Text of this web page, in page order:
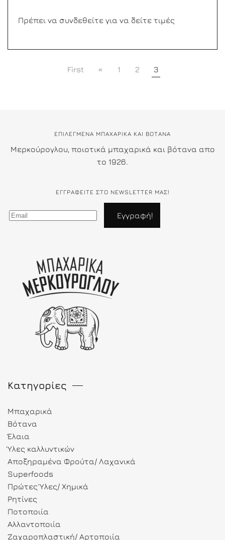
Πρέπει να συνδεθείτε για να δείτε τιμές
First « 1 2 3
ΕΠΙΛΕΓΜΕΝΑ ΜΠΑΧΑΡΙΚΑ ΚΑΙ ΒΟΤΑΝΑ
Μερκούρογλου, ποιοτικά μπαχαρικά και βότανα απο
το 1926.
ΕΓΓΡΑΦΕΊΤΕ ΣΤΟ NEWSLETTER ΜΑΣ!
Κατηγορίες
Μπαχαρικά
Βότανα
Έλαια
Ύλες καλλυντικών
Αποξηραμένα Φρούτα/ Λαχανικά
Superfoods
Πρώτες Ύλες/ Χημικά
Ρητίνες
Ποτοποιία
Αλλαντοποιία
Ζαχαροπλαστική/ Αρτοποιία